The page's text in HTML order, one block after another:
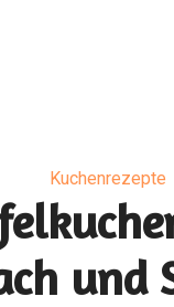
Kuchenrezepte
und